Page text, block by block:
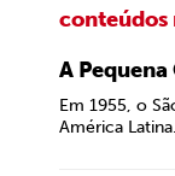
conteúdos
A
Em 1955, o
América